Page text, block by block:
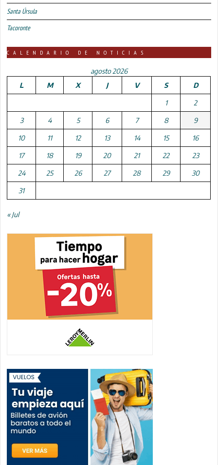
Santa Úrsula
Tacoronte
CALENDARIO DE NOTICIAS
agosto 2026
L
M X J V S D
1 2
3 4 5 6 7 8 9
10 11 12 13 14 15 16
17 18 19 20 21 22 23
24 25 26 27 28 29 30
31
« Jul